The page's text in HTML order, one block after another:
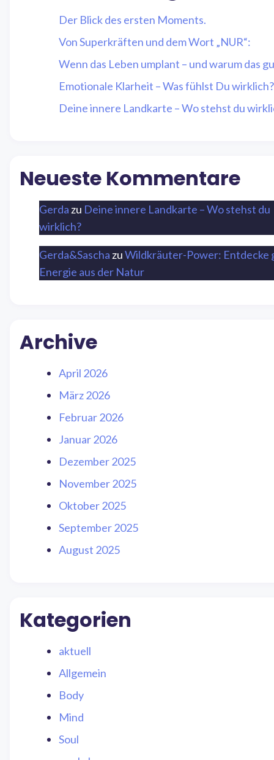
Der Blick des ersten Moments.
Von Superkräften und dem Wort „NUR“:
Wenn das Leben umplant – und warum das
Emotionale Klarheit – Was fühlst Du wirklich?
Deine innere Landkarte – Wo stehst du
Neueste Kommentare
Gerda zu Deine innere Landkarte – Wo stehst du
wirklich?
Gerda&Sascha zuWildkräuter-Power: Entdecke
Energie aus der Natur
Archive
April 2026
März 2026
Februar 2026
Januar 2026
Dezember 2025
November 2025
Oktober 2025
September 2025
August 2025
Kategorien
aktuell
Allgemein
Body
Mind
Soul